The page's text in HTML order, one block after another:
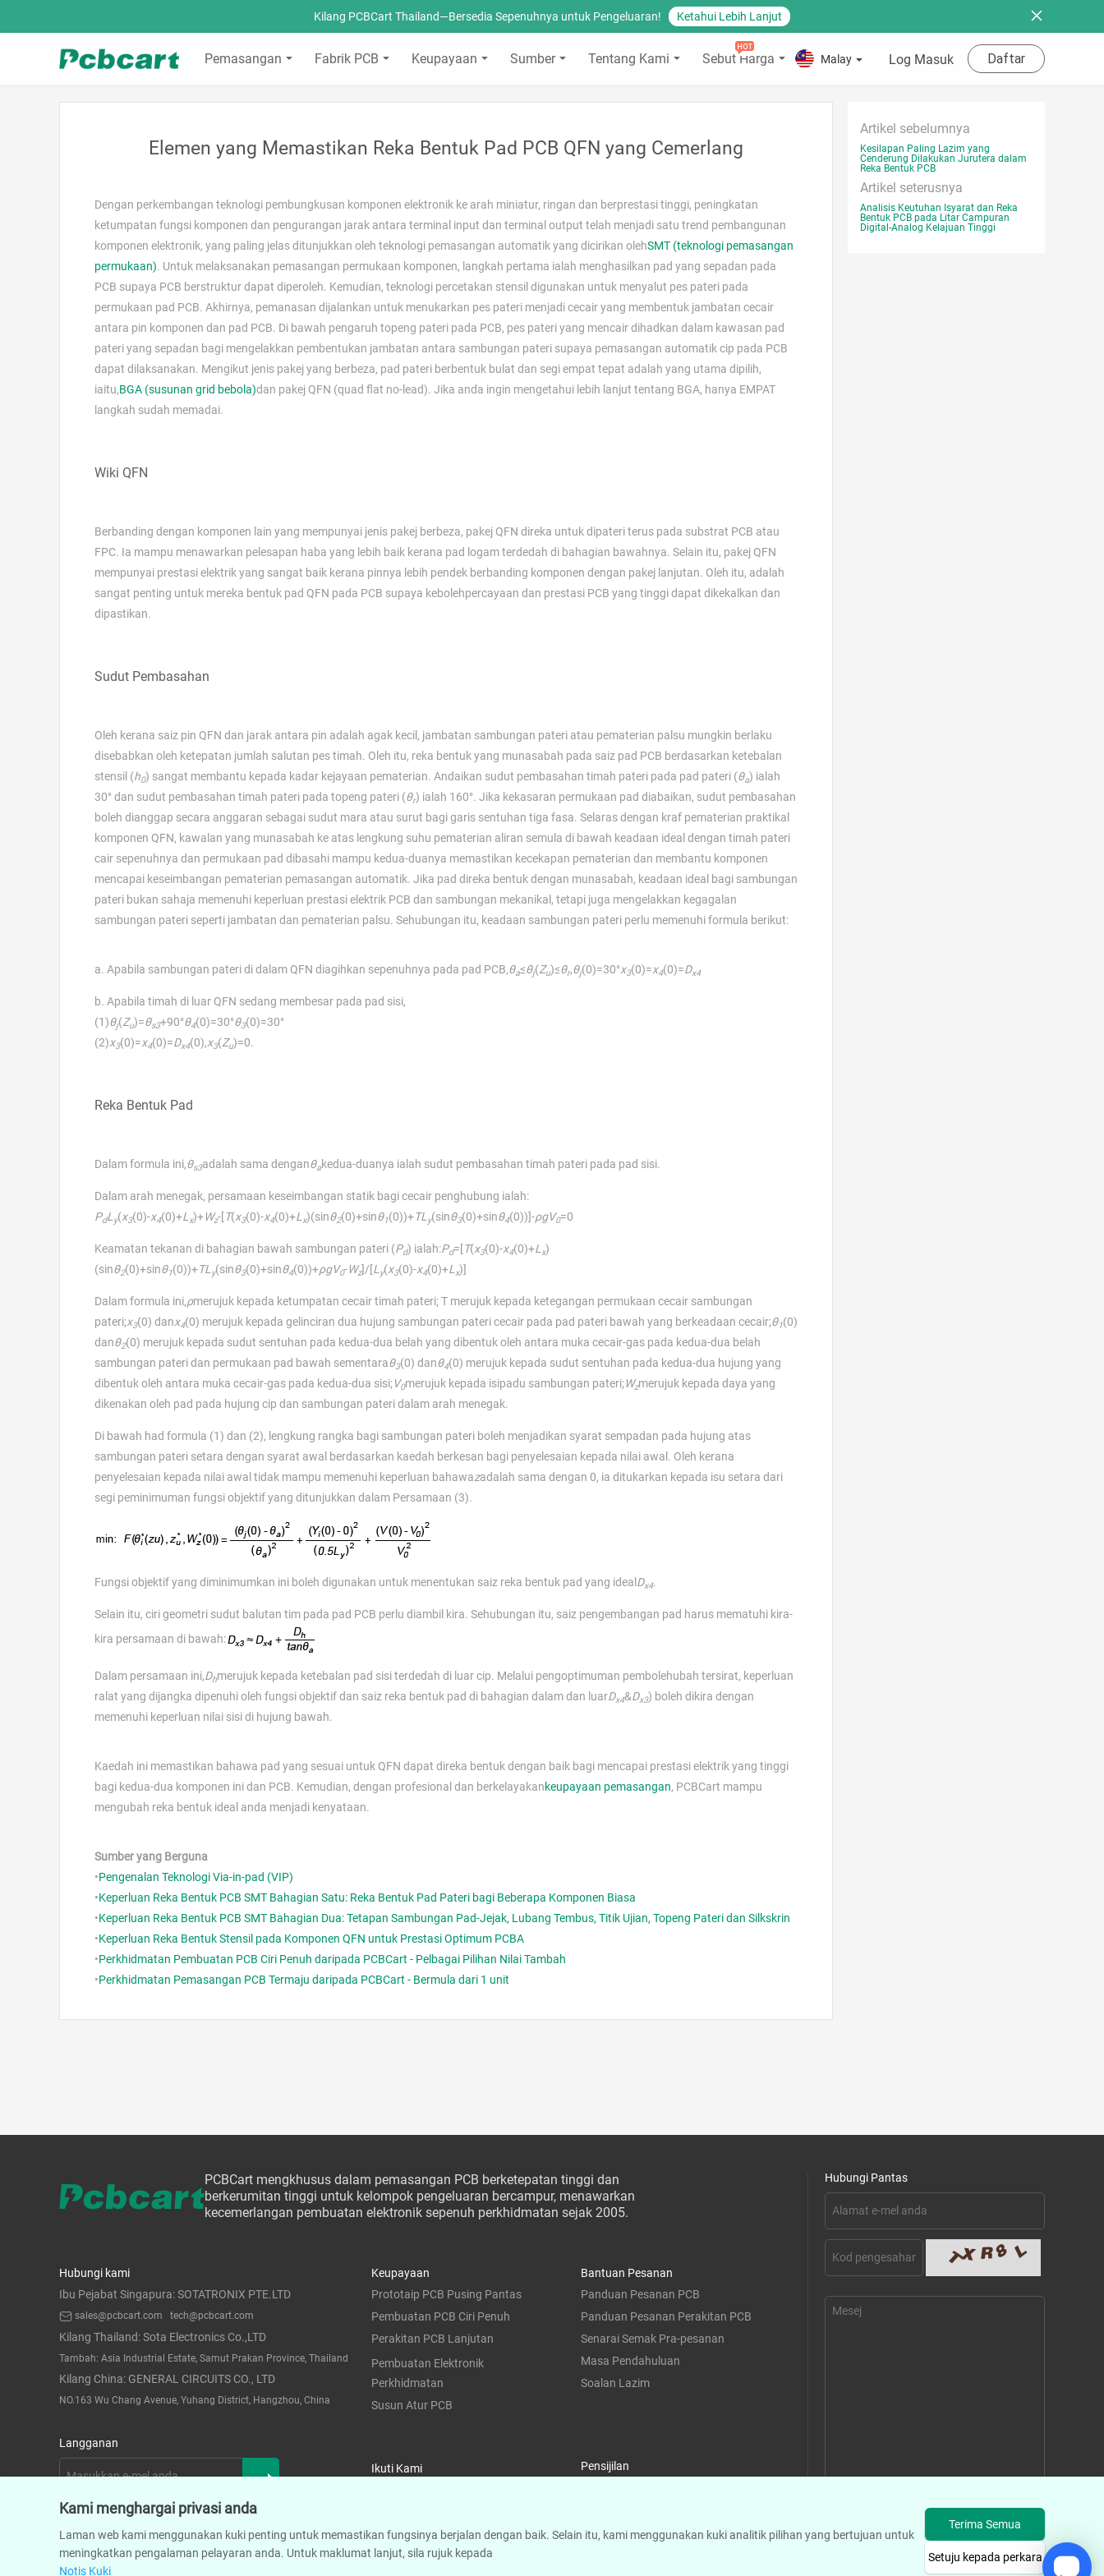
Kilang PCBCart Thailand—Bersedia Sepenuhnya untuk Pengeluaran! Ketahui Lebih Lanjut
Pemasangan Fabrik PCB Keupayaan Sumber Tentang Kami Sebut Harga Malay Log Masuk Daftar
Elemen yang Memastikan Reka Bentuk Pad PCB QFN yang Cemerlang
Dengan perkembangan teknologi pembungkusan komponen elektronik ke arah miniatur, ringan dan berprestasi tinggi, peningkatan
ketumpatan fungsi komponen dan pengurangan jarak antara terminal input dan terminal output telah menjadi satu trend pembangunan
komponen elektronik, yang paling jelas ditunjukkan oleh teknologi pemasangan automatik yang dicirikan olehSMT (teknologi pemasangan
permukaan). Untuk melaksanakan pemasangan permukaan komponen, langkah pertama ialah menghasilkan pad yang sepadan pada
PCB supaya PCB berstruktur dapat diperoleh. Kemudian, teknologi percetakan stensil digunakan untuk menyalut pes pateri pada
permukaan pad PCB. Akhirnya, pemanasan dijalankan untuk menukarkan pes pateri menjadi cecair yang membentuk jambatan cecair
antara pin komponen dan pad PCB. Di bawah pengaruh topeng pateri pada PCB, pes pateri yang mencair dihadkan dalam kawasan pad
pateri yang sepadan bagi mengelakkan pembentukan jambatan antara sambungan pateri supaya pemasangan automatik cip pada PCB
dapat dilaksanakan. Mengikut jenis pakej yang berbeza, pad pateri berbentuk bulat dan segi empat tepat adalah yang utama dipilih,
iaitu,BGA (susunan grid bebola)dan pakej QFN (quad flat no-lead). Jika anda ingin mengetahui lebih lanjut tentang BGA, hanya EMPAT
langkah sudah memadai.
Wiki QFN
Berbanding dengan komponen lain yang mempunyai jenis pakej berbeza, pakej QFN direka untuk dipateri terus pada substrat PCB atau
FPC. Ia mampu menawarkan pelesapan haba yang lebih baik kerana pad logam terdedah di bahagian bawahnya. Selain itu, pakej QFN
mempunyai prestasi elektrik yang sangat baik kerana pinnya lebih pendek berbanding komponen dengan pakej lanjutan. Oleh itu, adalah
sangat penting untuk mereka bentuk pad QFN pada PCB supaya kebolehpercayaan dan prestasi PCB yang tinggi dapat dikekalkan dan
dipastikan.
Sudut Pembasahan
Oleh kerana saiz pin QFN dan jarak antara pin adalah agak kecil, jambatan sambungan pateri atau pematerian palsu mungkin berlaku
disebabkan oleh ketepatan jumlah salutan pes timah. Oleh itu, reka bentuk yang munasabah pada saiz pad PCB berdasarkan ketebalan
stensil (h0) sangat membantu kepada kadar kejayaan pematerian. Andaikan sudut pembasahan timah pateri pada pad pateri (θa) ialah
30° dan sudut pembasahan timah pateri pada topeng pateri (θr) ialah 160°. Jika kekasaran permukaan pad diabaikan, sudut pembasahan
boleh dianggap secara anggaran sebagai sudut mara atau surut bagi garis sentuhan tiga fasa. Selaras dengan kraf pematerian praktikal
komponen QFN, kawalan yang munasabah ke atas lengkung suhu pematerian aliran semula di bawah keadaan ideal dengan timah pateri
cair sepenuhnya dan permukaan pad dibasahi mampu kedua-duanya memastikan kecekapan pematerian dan membantu komponen
mencapai keseimbangan pematerian pemasangan automatik. Jika pad direka bentuk dengan munasabah, keadaan ideal bagi sambungan
pateri bukan sahaja memenuhi keperluan prestasi elektrik PCB dan sambungan mekanikal, tetapi juga mengelakkan kegagalan
sambungan pateri seperti jambatan dan pematerian palsu. Sehubungan itu, keadaan sambungan pateri perlu memenuhi formula berikut:
a. Apabila sambungan pateri di dalam QFN diagihkan sepenuhnya pada pad PCB,θa≤θj(Zu)≤θr,θj(0)=30°x3(0)=x4(0)=Dx4
b. Apabila timah di luar QFN sedang membesar pada pad sisi,
(1)θj(Zu)=θs3+90°θ4(0)=30°θ3(0)=30°
(2)x3(0)=x4(0)=Dx4(0),x3(Zu)=0.
Reka Bentuk Pad
Dalam formula ini,θs3adalah sama denganθakedua-duanya ialah sudut pembasahan timah pateri pada pad sisi.
Dalam arah menegak, persamaan keseimbangan statik bagi cecair penghubung ialah:
PdL y(x3(0)-x4(0)+L x)+Wz-[T(x3(0)-x4(0)+L x)(sinθ2(0)+sinθ1(0))+TL y(sinθ3(0)+sinθ4(0))]-ρgV0=0
Keamatan tekanan di bahagian bawah sambungan pateri (Pd) ialah:Pd=[T(x3(0)-x4(0)+L x)
(sinθ2(0)+sinθ1(0))+TL y(sinθ3(0)+sinθ4(0))+ρgV0-Wz]/[L y(x3(0)-x4(0)+L x)]
Dalam formula ini,ρmerujuk kepada ketumpatan cecair timah pateri; T merujuk kepada ketegangan permukaan cecair sambungan
pateri;x3(0) danx4(0) merujuk kepada gelinciran dua hujung sambungan pateri cecair pada pad pateri bawah yang berkeadaan cecair;θ1(0)
danθ2(0) merujuk kepada sudut sentuhan pada kedua-dua belah yang dibentuk oleh antara muka cecair-gas pada kedua-dua belah
sambungan pateri dan permukaan pad bawah sementaraθ3(0) danθ4(0) merujuk kepada sudut sentuhan pada kedua-dua hujung yang
dibentuk oleh antara muka cecair-gas pada kedua-dua sisi;V0merujuk kepada isipadu sambungan pateri; Wzmerujuk kepada daya yang
dikenakan oleh pad pada hujung cip dan sambungan pateri dalam arah menegak.
Di bawah had formula (1) dan (2), lengkung rangka bagi sambungan pateri boleh menjadikan syarat sempadan pada hujung atas
sambungan pateri setara dengan syarat awal berdasarkan kaedah berkesan bagi penyelesaian kepada nilai awal. Oleh kerana
penyelesaian kepada nilai awal tidak mampu memenuhi keperluan bahawazadalah sama dengan 0, ia ditukarkan kepada isu setara dari
segi peminimuman fungsi objektif yang ditunjukkan dalam Persamaan (3).
Fungsi objektif yang diminimumkan ini boleh digunakan untuk menentukan saiz reka bentuk pad yang ideal Dx4.
Selain itu, ciri geometri sudut balutan tim pada pad PCB perlu diambil kira. Sehubungan itu, saiz pengembangan pad harus mematuhi kira-
kira persamaan di bawah:
Dalam persamaan ini,Dhmerujuk kepada ketebalan pad sisi terdedah di luar cip. Melalui pengoptimuman pembolehubah tersirat, keperluan
ralat yang dijangka dipenuhi oleh fungsi objektif dan saiz reka bentuk pad di bahagian dalam dan luarDx4&Dx3) boleh dikira dengan
memenuhi keperluan nilai sisi di hujung bawah.
Kaedah ini memastikan bahawa pad yang sesuai untuk QFN dapat direka bentuk dengan baik bagi mencapai prestasi elektrik yang tinggi
bagi kedua-dua komponen ini dan PCB. Kemudian, dengan profesional dan berkelayakankeupayaan pemasangan, PCBCart mampu
mengubah reka bentuk ideal anda menjadi kenyataan.
Sumber yang Berguna
•Pengenalan Teknologi Via-in-pad (VIP)
•Keperluan Reka Bentuk PCB SMT Bahagian Satu: Reka Bentuk Pad Pateri bagi Beberapa Komponen Biasa
•Keperluan Reka Bentuk PCB SMT Bahagian Dua: Tetapan Sambungan Pad-Jejak, Lubang Tembus, Titik Ujian, Topeng Pateri dan Silkskrin
•Keperluan Reka Bentuk Stensil pada Komponen QFN untuk Prestasi Optimum PCBA
•Perkhidmatan Pembuatan PCB Ciri Penuh daripada PCBCart - Pelbagai Pilihan Nilai Tambah
•Perkhidmatan Pemasangan PCB Termaju daripada PCBCart - Bermula dari 1 unit
Artikel sebelumnya
Kesilapan Paling Lazim yang
Cenderung Dilakukan Jurutera dalam
Reka Bentuk PCB
Artikel seterusnya
Analisis Keutuhan Isyarat dan Reka
Bentuk PCB pada Litar Campuran
Digital-Analog Kelajuan Tinggi
PCBCart mengkhusus dalam pemasangan PCB berketepatan tinggi dan
berkerumitan tinggi untuk kelompok pengeluaran bercampur, menawarkan
kecemerlangan pembuatan elektronik sepenuh perkhidmatan sejak 2005.
Hubungi kami
Ibu Pejabat Singapura: SOTATRONIX PTE.LTD
sales@pcbcart.com tech@pcbcart.com
Kilang Thailand: Sota Electronics Co.,LTD
Tambah: Asia Industrial Estate, Samut Prakan Province, Thailand
Kilang China: GENERAL CIRCUITS CO., LTD
NO.163 Wu Chang Avenue, Yuhang District, Hangzhou, China
Langganan
Keupayaan
Prototaip PCB Pusing Pantas
Pembuatan PCB Ciri Penuh
Perakitan PCB Lanjutan
Pembuatan Elektronik
Perkhidmatan
Susun Atur PCB
Ikuti Kami
Bantuan Pesanan
Panduan Pesanan PCB
Panduan Pesanan Perakitan PCB
Senarai Semak Pra-pesanan
Masa Pendahuluan
Soalan Lazim
Pensijilan
Hubungi Pantas
Kami menghargai privasi anda
Laman web kami menggunakan kuki penting untuk memastikan fungsinya berjalan dengan baik. Selain itu, kami menggunakan kuki analitik pilihan yang bertujuan untuk
meningkatkan pengalaman pelayaran anda. Untuk maklumat lanjut, sila rujuk kepada
Notis Kuki
Terima Semua
Setuju kepada perkara